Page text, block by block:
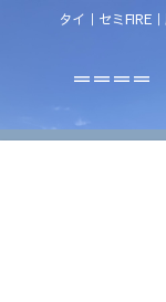
タイ｜セミFIRE
＝＝＝